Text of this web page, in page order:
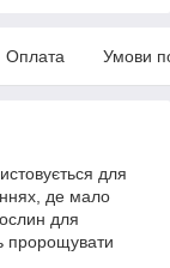
Оплата Умови
для
де мало
для
пророщувати